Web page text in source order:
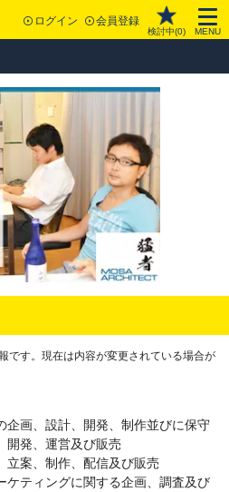
ログイン 会員登録
検討中(0) MENU
です。現在は内容が変更されている場合が
企画、設計、開発、制作並びに保守
開発、運営及び販売
立案、制作、配信及び販売
ケティングに関する企画、調査及び